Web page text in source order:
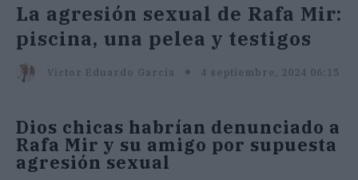
La agresión sexual de Rafa Mir:
piscina, una pelea y testigos
Victor Eduardo García 4 septiembre, 2024 06:15
Dios chicas habrían denunciado a
Rafa Mir y su amigo por supuesta
agresión sexual